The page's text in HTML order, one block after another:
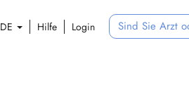
DE Hilfe Login Sind Sie Arzt